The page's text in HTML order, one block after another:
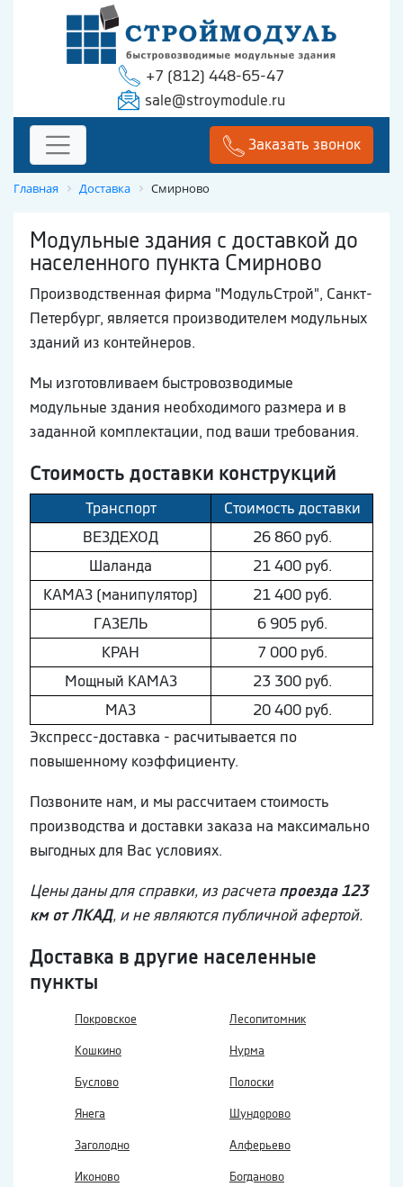
+7 (812) 448-65-47
sale@stroymodule.ru
Заказать звонок
Главная Доставка Смирново
Модульные здания с доставкой до
населенного пункта Смирново
Производственная фирма "МодульСтрой", Санкт-
Петербург, является производителем модульных
зданий из контейнеров.
Мы изготовливаем быстровозводимые
модульные здания необходимого размера и в
заданной комплектации, под ваши требования.
Стоимость доставки конструкций
Транспорт
Стоимость доставки
ВEЗДEХОД
26 860 руб.
Шaлaнда
21 400 руб.
КAМAЗ (манипулятор)
21 400 руб.
ГAЗEЛЬ
6 905 руб.
КРАН
7 000 руб.
Мощный КAМAЗ
23 300 руб.
МAЗ
20 400 руб.
Экспресс-доставка - расчитывается по
повышенному коэффициенту.
Позвоните нам, и мы рассчитаем стоимость
производства и доставки заказа на максимально
выгодных для Вас условиях.
Цены даны для справки, из расчетапроезда 123
км от ЛКАД, и не являются публичной афертой.
Доставка в другие населенные
пункты
Покровское Лесопитомник
Кошкино Нурма
Буслово Полоски
Янега Шундорово
Заголодно Алферьево
Иконово Богданово